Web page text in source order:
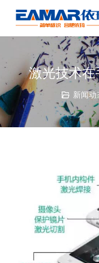
激光技术
新闻动